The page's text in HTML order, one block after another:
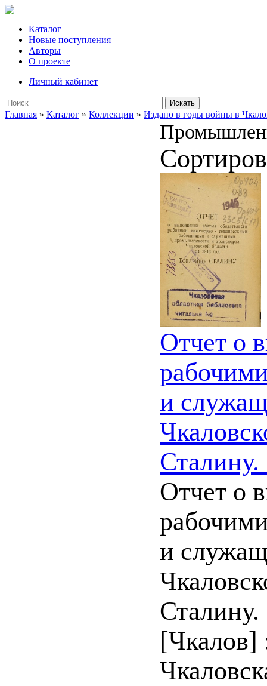
Каталог
Новые поступления
Авторы
О проекте
Личный кабинет
Искать
Главная » Каталог » Коллекции » Издано в годы войны в
Отчет о
и
Сталину.
Отчет о
и
Сталину.
[Чкалов]